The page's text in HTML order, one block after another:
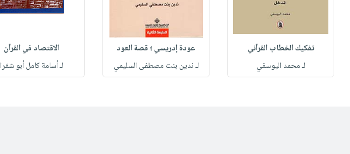
تفكيك الخطاب القرآني
لـ محمد اليوسفي
عودة إدريسي ؛ قصة العود
لـ ندين بنت مصطفى السليمي
الاقتصاد في القرآن
لـ أسامة كامل أبو شقرا